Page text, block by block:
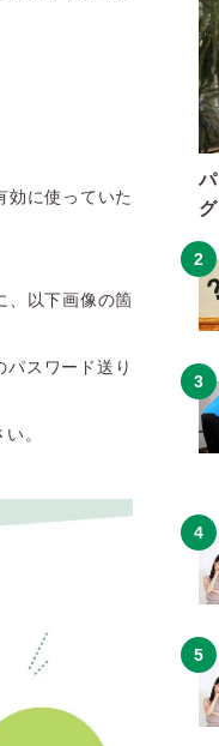
効に使っていた
、以下画像の箇
スワード送り
。